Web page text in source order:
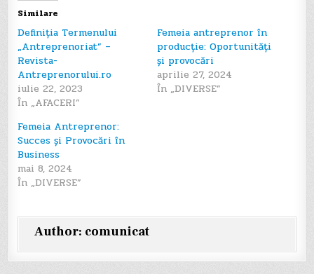
Similare
Definiția Termenului
„Antreprenoriat” –
Revista-
Antreprenorului.ro
iulie 22, 2023
În „AFACERI”
Femeia antreprenor în
producție: Oportunități
și provocări
aprilie 27, 2024
În „DIVERSE”
Femeia Antreprenor:
Succes și Provocări în
Business
mai 8, 2024
În „DIVERSE”
Author: comunicat